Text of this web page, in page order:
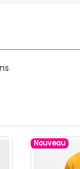
Nouveau